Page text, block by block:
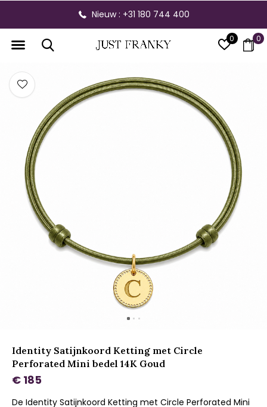
0 0
Nieuw : +31 180 744 400
Identity Satijnkoord Ketting met Circle
Perforated Mini bedel 14K Goud
€ 185
De Identity Satijnkoord Ketting met Circle Perforated Mini